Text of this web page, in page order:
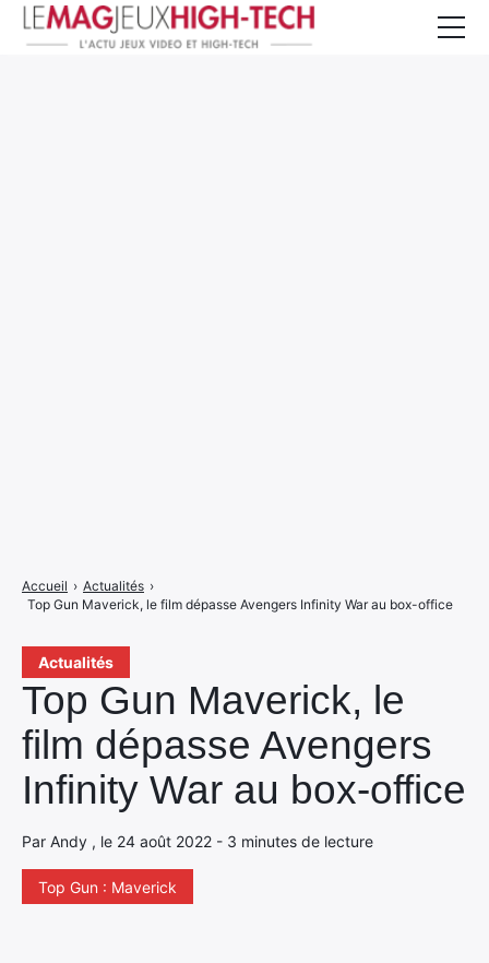
Actualités
Top Gun Maverick, le
film dépasse Avengers
Infinity War au box-office
Par Andy , le 24 août 2022 - 3 minutes de lecture
Top Gun : Maverick
Accueil › Actualités ›
Top Gun Maverick, le film dépasse Avengers Infinity War au box-office